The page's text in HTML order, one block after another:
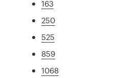
163
250
525
859
1068